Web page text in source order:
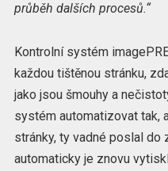
průběh dalších procesů.“
Kontrolní systém
každou tištěnou stránku,
jako jsou šmouhy a
systém automatizovat tak,
stránky, ty vadné poslal do
automaticky je znovu